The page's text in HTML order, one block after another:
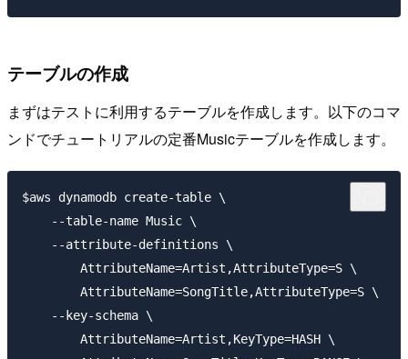
テーブルの作成
まずはテストに利用するテーブルを作成します。以下のコマ
ンドでチュートリアルの定番Musicテーブルを作成します。
$aws dynamodb create-table \
    --table-name Music \
    --attribute-definitions \
        AttributeName=Artist,AttributeType=S \
        AttributeName=SongTitle,AttributeType=S \
    --key-schema \
        AttributeName=Artist,KeyType=HASH \